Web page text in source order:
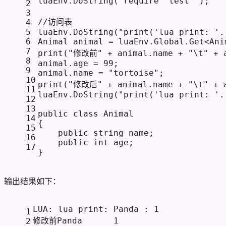
2
3
4
5
6
7
8
9
10
11
12
13
14
15
16
17
//访问表
luaEnv.DoString( "print('lua print:
Animal animal =
print( "修改前" + animal.name + "\t"
+
animal.age = 99 ;
animal.name =
"tortoise" ;
print( "修改后" + animal.name + "\t"
+
luaEnv.DoString( "print('lua print:
public
class
Animal
{
public
string name;
public
int
age;
}
输出结果如下：
1
2
LUA: lua print: Panda : 1
修改前Panda	1